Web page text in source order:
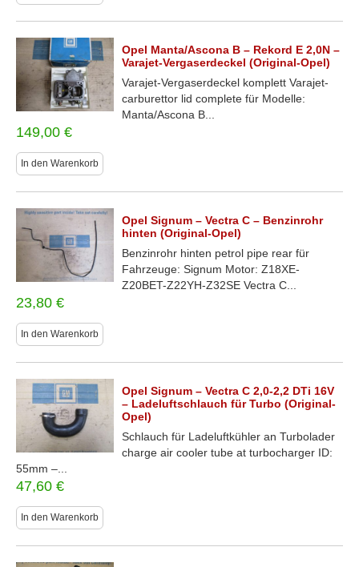
Opel Manta/Ascona B – Rekord E 2,0N –
Varajet-Vergaserdeckel (Original-Opel)
Varajet-Vergaserdeckel komplett Varajet-
carburettor lid complete für Modelle:
Manta/Ascona B...
149,00 €
In den Warenkorb
Opel Signum – Vectra C – Benzinrohr
hinten (Original-Opel)
Benzinrohr hinten petrol pipe rear für
Fahrzeuge: Signum Motor: Z18XE-
Z20BET-Z22YH-Z32SE Vectra C...
23,80 €
In den Warenkorb
Opel Signum – Vectra C 2,0-2,2 DTi 16V
– Ladeluftschlauch für Turbo (Original-
Opel)
Schlauch für Ladeluftkühler an Turbolader
charge air cooler tube at turbocharger ID:
55mm –...
47,60 €
In den Warenkorb